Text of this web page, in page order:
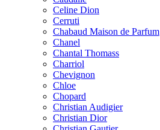
Celine Dion
Cerruti
Chabaud Maison de Parfum
Chanel
Chantal Thomass
Charriol
Chevignon
Chloe
Chopard
Christian Audigier
Christian Dior